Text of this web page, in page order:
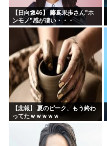
【日向坂46】 藤嶌果歩さん"ホ
ンモノ"感が凄い・・・
【悲報】 夏のピーク、もう終わ
ってたｗｗｗｗｗ